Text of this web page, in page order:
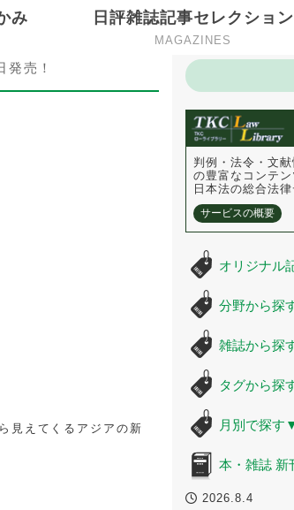
み 日評雑誌記事セレクション
MAGAZINES
売！
見えてくるアジアの新
判例・法令・文
の豊富なコンテ
日本法の総合法
サービスの概要
オリジナル
分野から探
雑誌から探
タグから探
月別で探す
本・雑誌 新
2026.8.4